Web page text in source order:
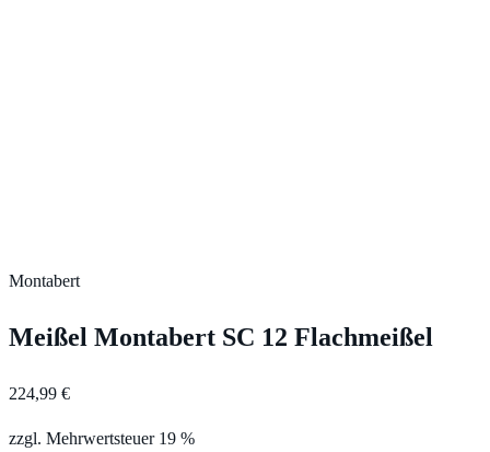
Montabert
Meißel Montabert SC 12 Flachmeißel
224,99 €
zzgl. Mehrwertsteuer 19 %